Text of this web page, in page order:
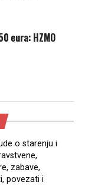
eura: HZMO
o starenju i
zabave,
povezati i